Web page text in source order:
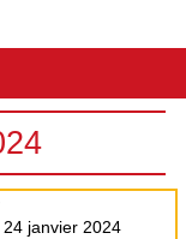
24 janvier 2024